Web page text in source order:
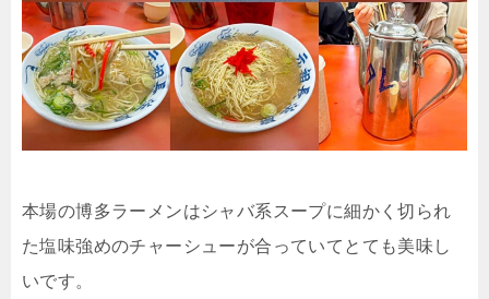
本場の博多ラーメンはシャバ系スープに細かく切られ
た塩味強めのチャーシューが合っていてとても美味し
いです。